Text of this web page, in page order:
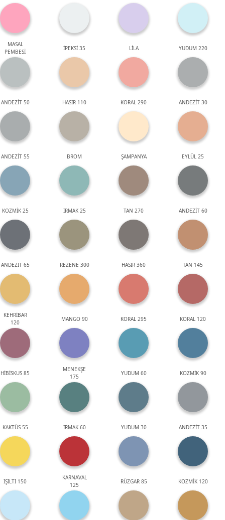
MASAL
PEMBESİ
İPEKSİ 35 LİLA YUDUM 220
ANDEZİT 50 HASIR 110 KORAL 290 ANDEZİT 30
ANDEZİT 55 BROM ŞAMPANYA EYLÜL 25
KOZMİK 25 IRMAK 25 TAN 270 ANDEZİT 60
ANDEZİT 65 REZENE 300 HASIR 360 TAN 145
KEHRİBAR
120
MANGO 90 KORAL 295 KORAL 120
HİBİSKUS 85
MENEKŞE
175
YUDUM 60 KOZMİK 90
KAKTÜS 55 IRMAK 60 YUDUM 30 ANDEZİT 35
IŞILTI 150
KARNAVAL
125
RÜZGAR 85 KOZMİK 120